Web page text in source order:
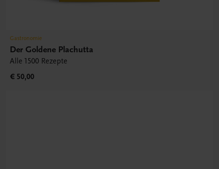
Gastronomie
Der Goldene Plachutta
Alle 1500 Rezepte
€ 50,00